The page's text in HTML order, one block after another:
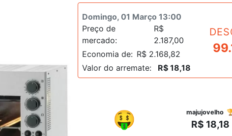
Domingo, 01 Março 13:00
Preço de
mercado:
R$
2.187,00
Economia de: R$ 2.168,82
Valor do arremate:
R$ 18,18
🤑 majujovelho
R$ 18,18